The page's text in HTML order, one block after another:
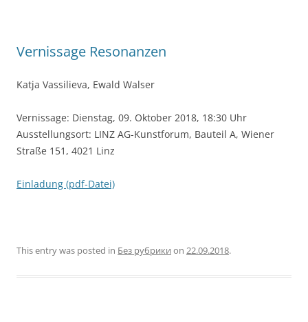
Vernissage Resonanzen
Katja Vassilieva, Ewald Walser
Vernissage: Dienstag, 09. Oktober 2018, 18:30 Uhr
Ausstellungsort: LINZ AG-Kunstforum, Bauteil A, Wiener
Straße 151, 4021 Linz
Einladung (pdf-Datei)
This entry was posted in Без рубрики on 22.09.2018.